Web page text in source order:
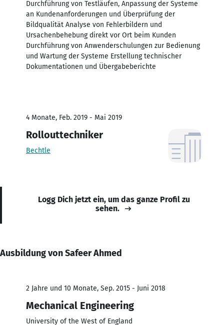
Durchführung von Testläufen, Anpassung der Systeme
an Kundenanforderungen und Überprüfung der
Bildqualität Analyse von Fehlerbildern und
Ursachenbehebung direkt vor Ort beim Kunden
Durchführung von Anwenderschulungen zur Bedienung
und Wartung der Systeme Erstellung technischer
Dokumentationen und Übergabeberichte
4 Monate, Feb. 2019 - Mai 2019
Rollouttechniker
Bechtle
Logg Dich jetzt ein, um das ganze Profil zu
sehen.
Ausbildung von Safeer Ahmed
2 Jahre und 10 Monate, Sep. 2015 - Juni 2018
Mechanical Engineering
University of the West of England